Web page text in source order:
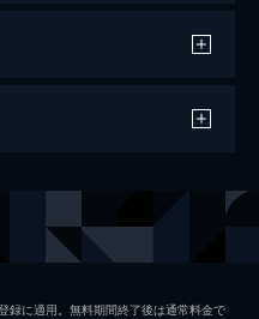
かないみか
に適用。無料期間終了後は通常料金で